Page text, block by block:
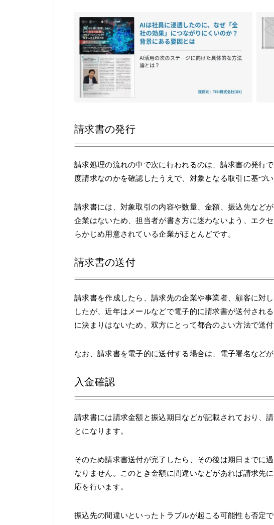
請求書の発行
請求処理の流れの中で次に行われるのは、請求書の発行
度請求なのかを確認したうえで、対象となる取引に基づ
請求書には、対象取引の内容や数量、金額、振込先など
企業はないため、担当者が書き方に迷わないよう、エク
らかじめ用意されている企業がほとんどです。
請求書の送付
請求書を作成したら、請求先の企業や事業者、顧客に対
したが、近年はメールなどで電子的に請求書が送付され
に決まりはないため、双方にとって都合のよい方法で送付
なお、請求書を電子的に送付する場合は、電子署名など
入金確認
請求書には請求金額と振込期日などが記載されており、
とになります。
そのため請求書送付が完了したら、その後は期日までに
なりません。このとき金額に間違いなどがあれば請求先
応を行います。
振込先の間違いといったトラブルが起こる可能性も否定